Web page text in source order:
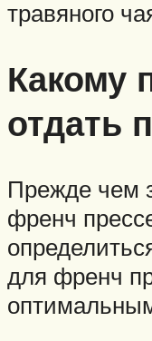
травяного
Какому
отдать
Прежде чем
френч
для френч